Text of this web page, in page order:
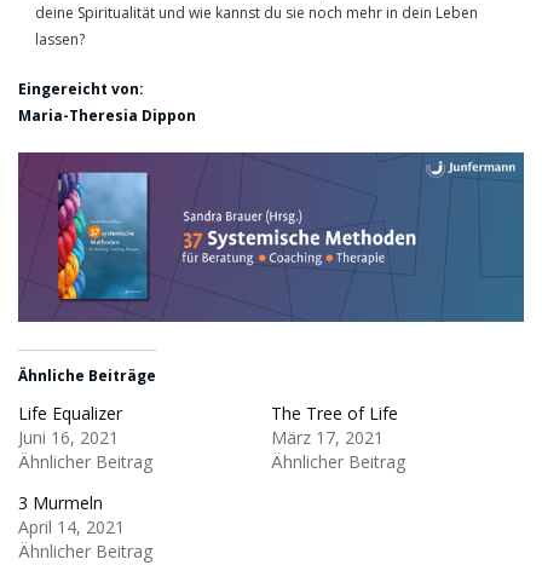
deine Spiritualität und wie kannst du sie noch mehr in dein Leben
lassen?
Eingereicht von:
Maria-Theresia Dippon
Ähnliche Beiträge
Life Equalizer
Juni 16, 2021
Ähnlicher Beitrag
The Tree of Life
März 17, 2021
Ähnlicher Beitrag
3 Murmeln
April 14, 2021
Ähnlicher Beitrag